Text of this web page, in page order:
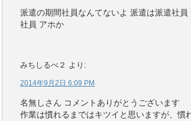
派遣の期間社員なんてないよ 派遣は派遣社
社員 アホか
みちしるべ２ より:
2014年9月2日 6:09 PM
名無しさん コメントありがとうございます
作業は慣れるまではキツイと思いますが、慣